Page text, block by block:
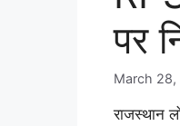
पर
March 28,
राजस्थान